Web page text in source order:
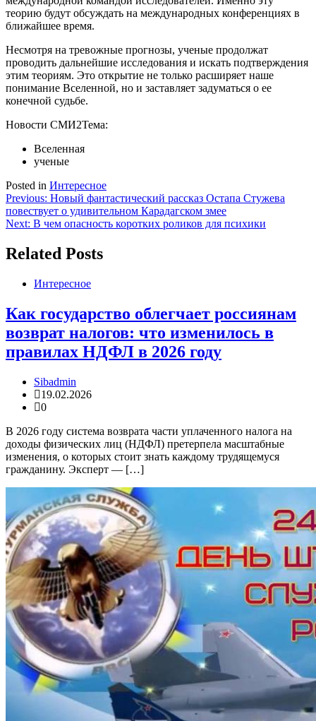
теорию будут обсуждать на международных конференциях в
ближайшее время.
Несмотря на тревожные прогнозы, ученые продолжат
проводить дальнейшие исследования и искать подтверждения
этим теориям. Это открытие не только расширяет наше
понимание Вселенной, но и заставляет задуматься о ее
конечной судьбе.
Новости СМИ2Тема:
Вселенная
ученые
Posted in Интересное
Навигация
по
Previous: Новый фантастический рассказ Остапа Стужева
повествует о удивительном Карадагском змее
Next: В чем опасность коротких роликов для психики
Related Posts
Интересное
Как государство облегчает россиянам
возврат налогов: что изменилось в
правилах НДФЛ в 2026 году
Sibadmin
19.02.2026
0
В 2026 году система возврата части уплаченного налога на
доходы физических лиц (НДФЛ) претерпела масштабные
изменения, о которых стоит знать каждому трудящемуся
гражданину. Эксперт — […]